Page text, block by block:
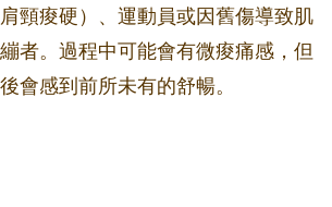
頸痠硬）、運動員或因舊傷導致肌
者。過程中可能會有微痠痛感，但
會感到前所未有的舒暢。